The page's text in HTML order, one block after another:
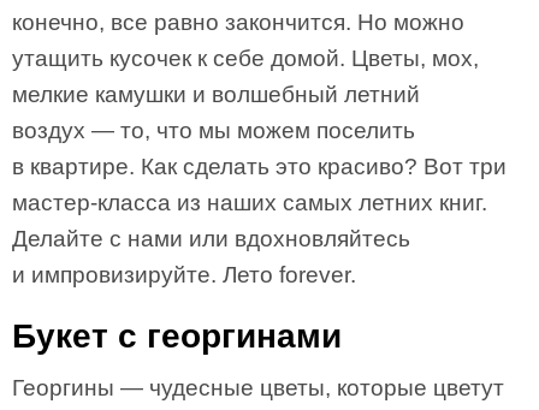
конечно, все равно закончится. Но можно
утащить кусочек к себе домой. Цветы, мох,
мелкие камушки и волшебный летний
воздух — то, что мы можем поселить
в квартире. Как сделать это красиво? Вот три
мастер-класса из наших самых летних книг.
Делайте с нами или вдохновляйтесь
и импровизируйте. Лето forever.
Букет с георгинами
Георгины — чудесные цветы, которые цветут